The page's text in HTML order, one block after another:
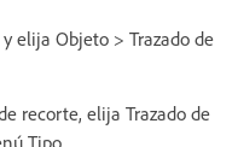
elija Objeto > Trazado de
recorte, elija Trazado de
Tipo.